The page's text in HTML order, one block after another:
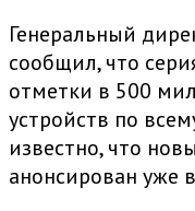
Генеральный
сообщил, что
отметки в 500
устройств по
известно, что
анонсирован уже